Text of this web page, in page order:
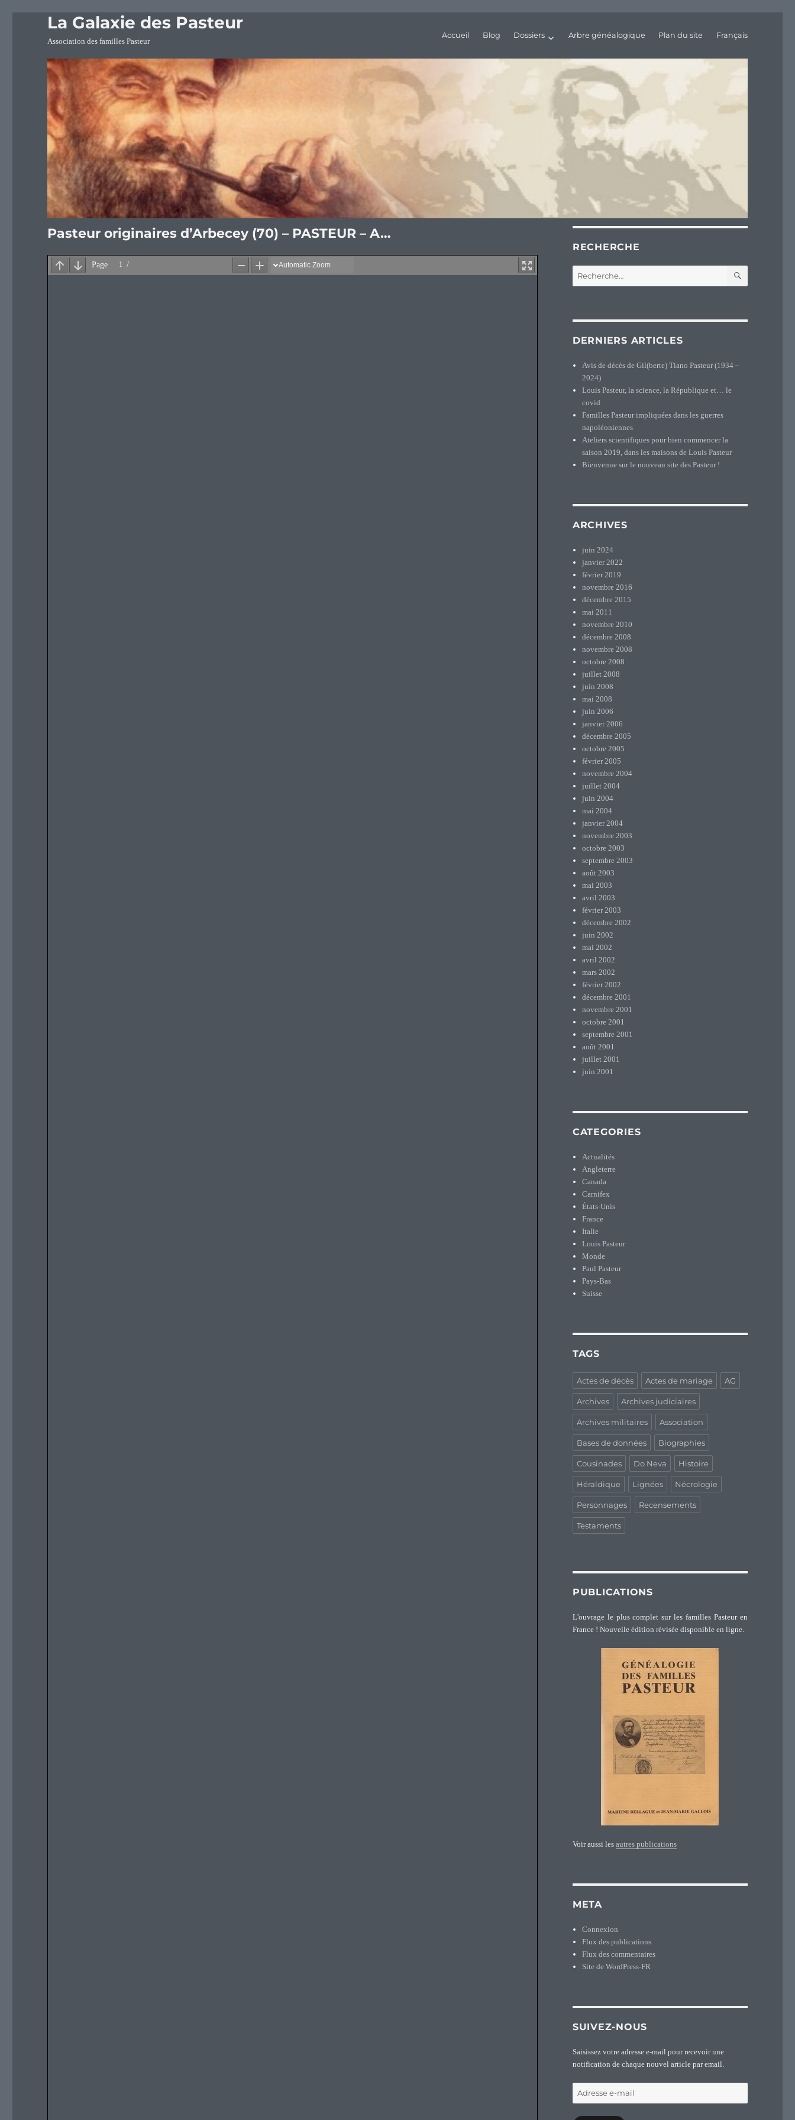
La Galaxie des Pasteur
Association des familles Pasteur
Accueil Blog Dossiers Arbre généalogique Plan du site Français
Pasteur originaires d’Arbecey (70) – PASTEUR – A…
RECHERCHE
Recherche
pour :
DERNIERS ARTICLES
Avis de décès de Gil(berte) Tiano Pasteur (1934 –
2024)
Louis Pasteur, la science, la République et… le
covid
Familles Pasteur impliquées dans les guerres
napoléoniennes
Ateliers scientifiques pour bien commencer la
saison 2019, dans les maisons de Louis Pasteur
Bienvenue sur le nouveau site des Pasteur !
ARCHIVES
juin 2024
janvier 2022
février 2019
novembre 2016
décembre 2015
mai 2011
novembre 2010
décembre 2008
novembre 2008
octobre 2008
juillet 2008
juin 2008
mai 2008
juin 2006
janvier 2006
décembre 2005
octobre 2005
février 2005
novembre 2004
juillet 2004
juin 2004
mai 2004
janvier 2004
novembre 2003
octobre 2003
septembre 2003
août 2003
mai 2003
avril 2003
février 2003
décembre 2002
juin 2002
mai 2002
avril 2002
mars 2002
février 2002
décembre 2001
novembre 2001
octobre 2001
septembre 2001
août 2001
juillet 2001
juin 2001
CATEGORIES
Actualités
Angleterre
Canada
Carnifex
États-Unis
France
Italie
Louis Pasteur
Monde
Paul Pasteur
Pays-Bas
Suisse
TAGS
Actes de décès Actes de mariage AG
Archives Archives judiciaires
Archives militaires Association
Bases de données Biographies
Cousinades Do Neva Histoire
Héraldique Lignées Nécrologie
Personnages Recensements
Testaments
PUBLICATIONS
L'ouvrage le plus complet sur les familles Pasteur en
France ! Nouvelle édition révisée disponible en ligne.
Voir aussi les autres publications
META
Connexion
Flux des publications
Flux des commentaires
Site de WordPress-FR
SUIVEZ-NOUS
Saisissez votre adresse e-mail pour recevoir une
notification de chaque nouvel article par email.
Adresse
e-